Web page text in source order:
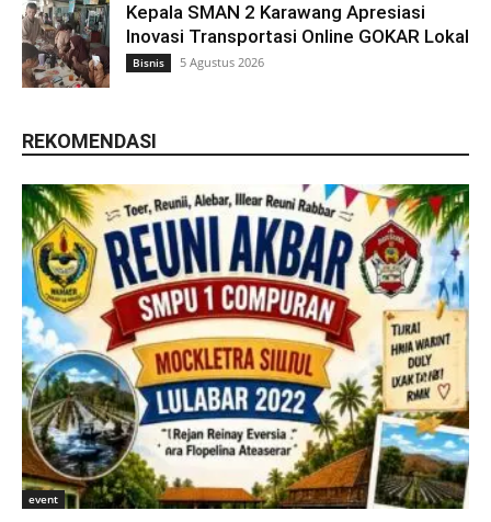
Kepala SMAN 2 Karawang Apresiasi
Inovasi Transportasi Online GOKAR Lokal
Bisnis 5 Agustus 2026
REKOMENDASI
event